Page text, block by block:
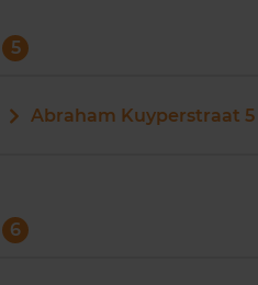
5
Abraham Kuyperstraat 5
6